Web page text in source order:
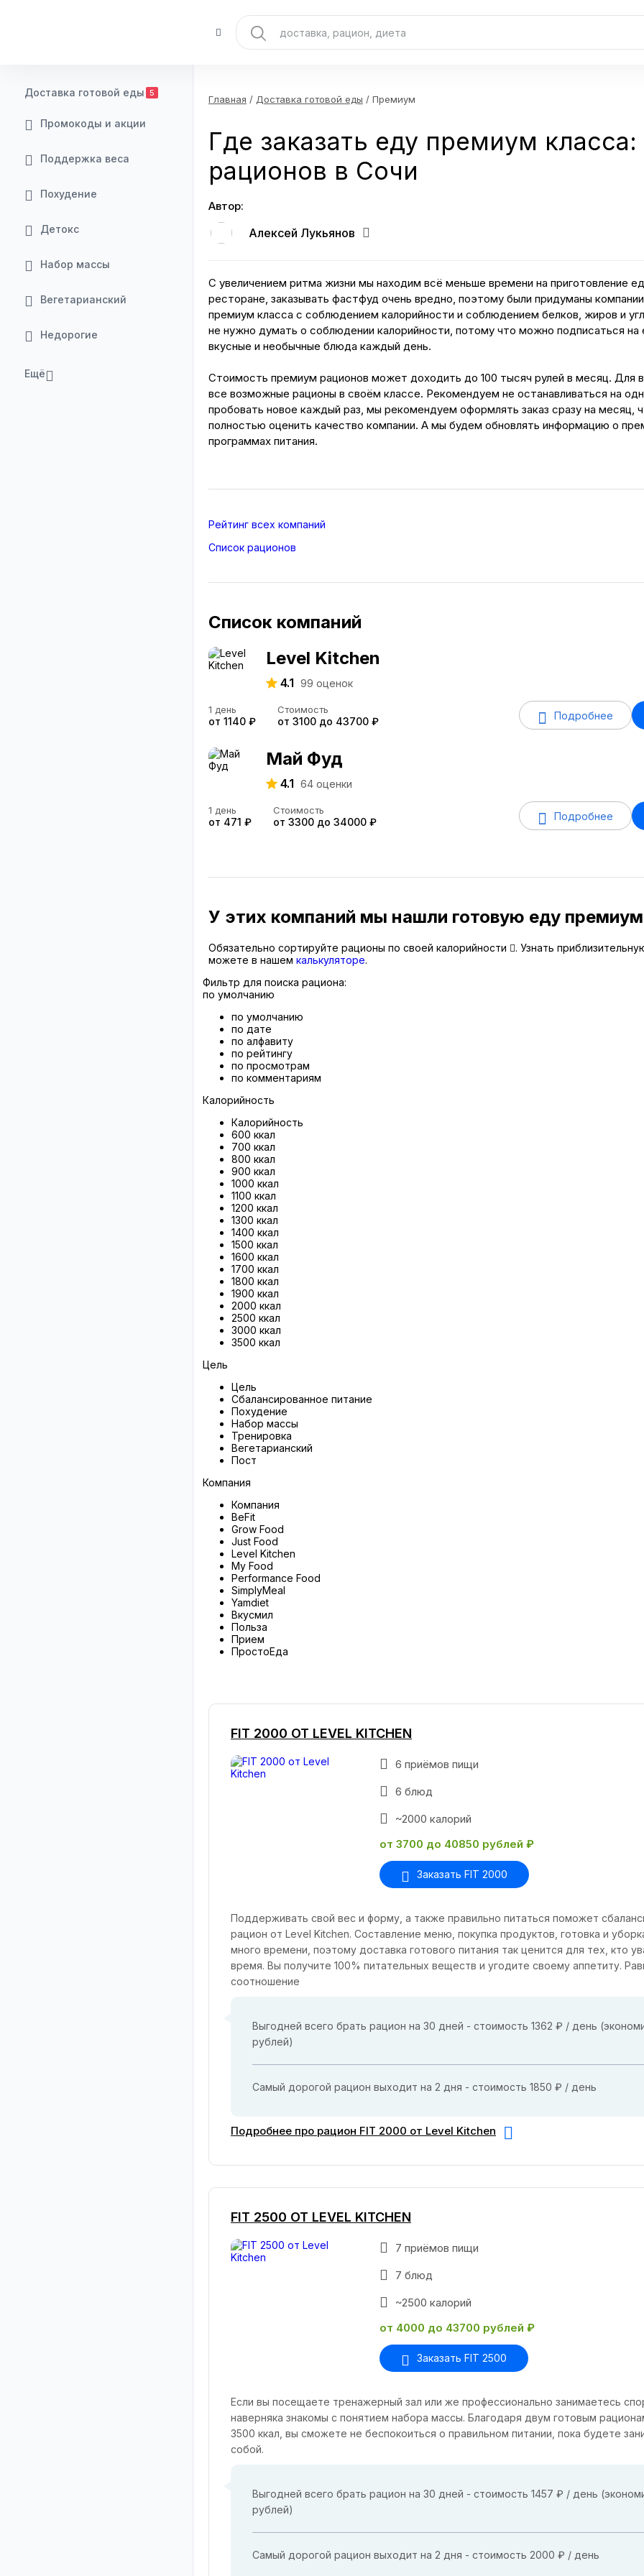
Доставка готовой еды 5
Промокоды и акции
Поддержка веса
Похудение
Детокс
Набор массы
Вегетарианский
Недорогие
Ещё
Главная / Доставка готовой еды / Премиум
Где заказать еду премиум класса:
рационов в Сочи
Автор:
Алексей Лукьянов
С увеличением ритма жизни мы находим всё меньше времени на приготовление
ресторане, заказывать фастфуд очень вредно, поэтому были придуманы
премиум класса с соблюдением калорийности и соблюдением белков, жиров и
не нужно думать о соблюдении калорийности, потому что можно подписаться на
вкусные и необычные блюда каждый день.
Стоимость премиум рационов может доходить до 100 тысяч рулей в месяц. Для
все возможные рационы в своём классе. Рекомендуем не останавливаться на
пробовать новое каждый раз, мы рекомендуем оформлять заказ сразу на месяц,
полностью оценить качество компании. А мы будем обновлять информацию о
программах питания.
Рейтинг всех компаний
Список рационов
Список компаний
Level Kitchen
4.1 99 оценок
1 день
от 1140 ₽
Стоимость
от 3100 до 43700 ₽ Подробнее
Май Фуд
4.1 64 оценки
1 день
от 471 ₽
Стоимость
от 3300 до 34000 ₽ Подробнее
У этих компаний мы нашли готовую еду
Обязательно сортируйте рационы по своей калорийности
. Узнать
можете в нашем калькуляторе.
Фильтр для поиска рациона:
по умолчанию
по умолчанию
по дате
по алфавиту
по рейтингу
по просмотрам
по комментариям
Калорийность
Калорийность
600 ккал
700 ккал
800 ккал
900 ккал
1000 ккал
1100 ккал
1200 ккал
1300 ккал
1400 ккал
1500 ккал
1600 ккал
1700 ккал
1800 ккал
1900 ккал
2000 ккал
2500 ккал
3000 ккал
3500 ккал
Цель
Цель
Сбалансированное питание
Похудение
Набор массы
Тренировка
Вегетарианский
Пост
Компания
Компания
BeFit
Grow Food
Just Food
Level Kitchen
My Food
Performance Food
SimplyMeal
Yamdiet
Вкусмил
Польза
Прием
ПростоЕда
FIT 2000 ОТ LEVEL KITCHEN
6 приёмов пищи
6 блюд
~2000 калорий
от 3700 до 40850 рублей ₽
Заказать FIT 2000
Поддерживать свой вес и форму, а также правильно питаться поможет
рацион от Level Kitchen. Составление меню, покупка продуктов, готовка и
много времени, поэтому доставка готового питания так ценится для тех, кто
время. Вы получите 100% питательных веществ и угодите своему аппетиту.
соотношение
Выгодней всего брать рацион на 30 дней - стоимость 1362 ₽ / день
рублей)
Самый дорогой рацион выходит на 2 дня - стоимость 1850 ₽ / день
Подробнее про рацион FIT 2000 от Level Kitchen
FIT 2500 ОТ LEVEL KITCHEN
7 приёмов пищи
7 блюд
~2500 калорий
от 4000 до 43700 рублей ₽
Заказать FIT 2500
Если вы посещаете тренажерный зал или же профессионально занимаетесь
наверняка знакомы с понятием набора массы. Благодаря двум готовым
3500 ккал, вы сможете не беспокоиться о правильном питании, пока будете
собой.
Выгодней всего брать рацион на 30 дней - стоимость 1457 ₽ / день
рублей)
Самый дорогой рацион выходит на 2 дня - стоимость 2000 ₽ / день